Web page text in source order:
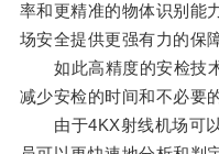
率和更精准的物体识别能
场安全提供更强有力的保障
如此高精度的安检技术
减少安检的时间和不必要
由于4KX射线机场可以